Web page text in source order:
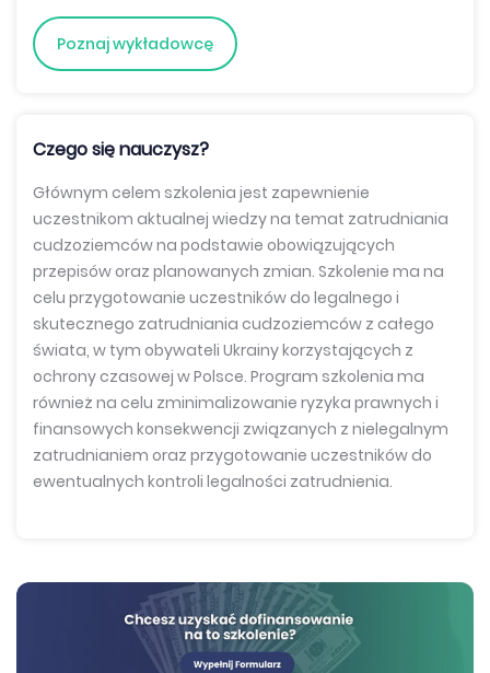
Poznaj wykładowcę
Czego się nauczysz?
Głównym celem szkolenia jest zapewnienie
uczestnikom aktualnej wiedzy na temat zatrudniania
cudzoziemców na podstawie obowiązujących
przepisów oraz planowanych zmian. Szkolenie ma na
celu przygotowanie uczestników do legalnego i
skutecznego zatrudniania cudzoziemców z całego
świata, w tym obywateli Ukrainy korzystających z
ochrony czasowej w Polsce. Program szkolenia ma
również na celu zminimalizowanie ryzyka prawnych i
finansowych konsekwencji związanych z nielegalnym
zatrudnianiem oraz przygotowanie uczestników do
ewentualnych kontroli legalności zatrudnienia.